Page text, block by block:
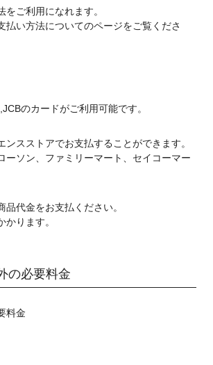
ご利用になれます。
払い方法についてのページをご覧くださ
のカードがご利用可能です。
ンスストアでお支払することができます。
ーソン、ファミリーマート、セイコーマー
品代金をお支払ください。
ります。
の必要料金
料金